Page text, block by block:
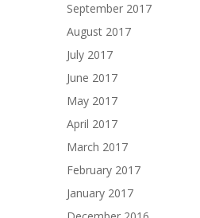
September 2017
August 2017
July 2017
June 2017
May 2017
April 2017
March 2017
February 2017
January 2017